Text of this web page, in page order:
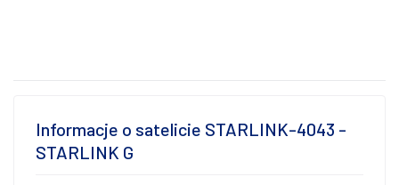
Informacje o satelicie STARLINK-4043 -
STARLINK G